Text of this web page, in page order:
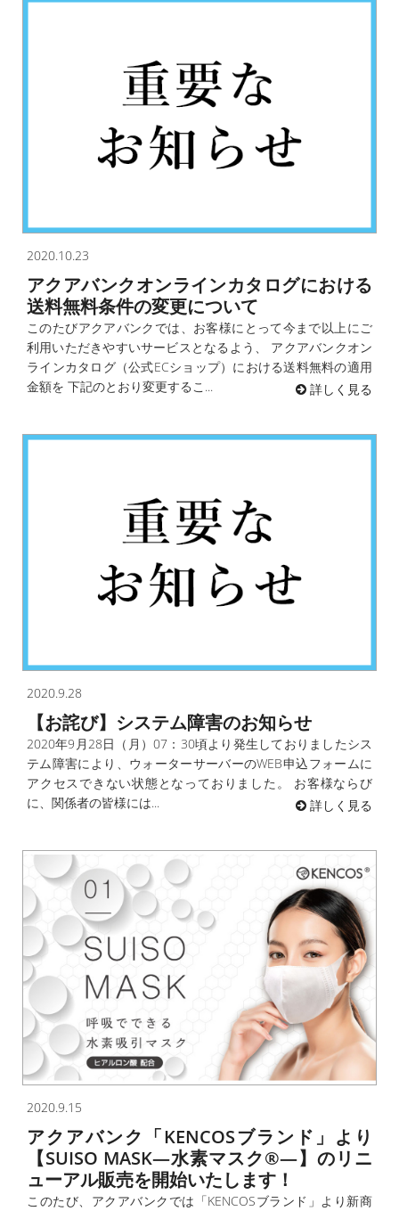
2020.10.23
アクアバンクオンラインカタログにおける
送料無料条件の変更について
このたびアクアバンクでは、お客様にとって今まで以上にご
利用いただきやすいサービスとなるよう、 アクアバンクオン
ラインカタログ（公式ECショップ）における送料無料の適用
金額を 下記のとおり変更するこ...
詳しく見る
2020.9.28
【お詫び】システム障害のお知らせ
2020年9月28日（月）07：30頃より発生しておりましたシス
テム障害により、ウォーターサーバーのWEB申込フォームに
アクセスできない状態となっておりました。 お客様ならび
に、関係者の皆様には...
詳しく見る
2020.9.15
アクアバンク「KENCOSブランド」より
【SUISO MASK―水素マスク®―】のリニ
ューアル販売を開始いたします！
このたび、アクアバンクでは「KENCOSブランド」より新商